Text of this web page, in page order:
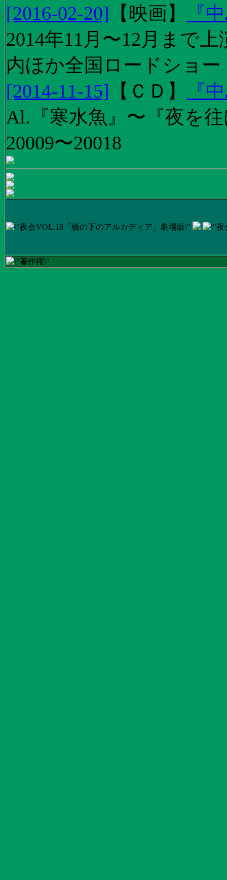
[2016-02-20] 【 映画】
『
2014年11月〜12月まで
内ほか全国ロードショー
[2014-11-15] 【 ＣＤ 】
『
Al.『寒水魚』〜『夜を
20009〜20018